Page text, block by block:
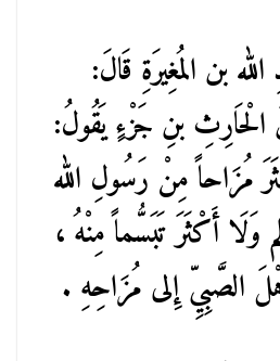
الله بن المُغِيرَةِ قَالَ:
الْحَارِثِ بنِ جَزْءٍ يَقُولُ:
مُزَاحاً مِنْ رَسُولِ الله
وَلَا أَكْثَرَ تَبَسُّماً مِنْهُ ،
الصَّبِيِّ إِلى مُزَاحِهِ .